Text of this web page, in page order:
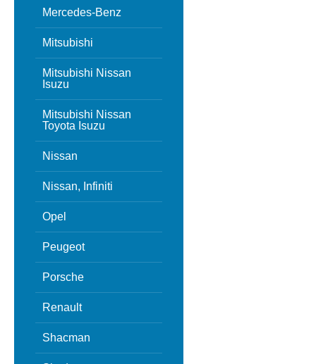
Mercedes-Benz
Mitsubishi
Mitsubishi Nissan
Isuzu
Mitsubishi Nissan
Toyota Isuzu
Nissan
Nissan, Infiniti
Opel
Peugeot
Porsche
Renault
Shacman